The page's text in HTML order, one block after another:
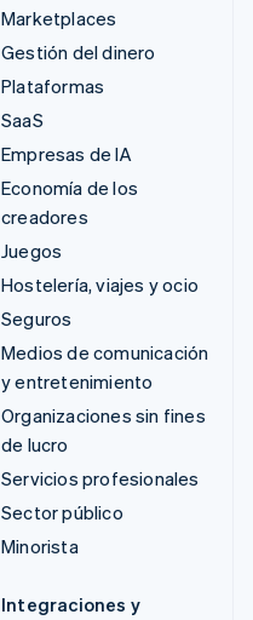
Marketplaces
Gestión del dinero
Plataformas
SaaS
Empresas de IA
Economía de los
creadores
Juegos
Hostelería, viajes y ocio
Seguros
Medios de comunicación
y entretenimiento
Organizaciones sin fines
de lucro
Servicios profesionales
Sector público
Minorista
Integraciones y